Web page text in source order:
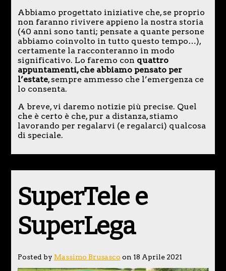
Abbiamo progettato iniziative che, se proprio
non faranno rivivere appieno la nostra storia
(40 anni sono tanti; pensate a quante persone
abbiamo coinvolto in tutto questo tempo…),
certamente la racconteranno in modo
significativo. Lo faremo con quattro
appuntamenti, che abbiamo pensato per
l’estate, sempre ammesso che l’emergenza ce
lo consenta.
A breve, vi daremo notizie più precise. Quel
che è certo è che, pur a distanza, stiamo
lavorando per regalarvi (e regalarci) qualcosa
di speciale.
SuperTele e
SuperLega
Posted by Massimo Brusasco on 18 Aprile 2021